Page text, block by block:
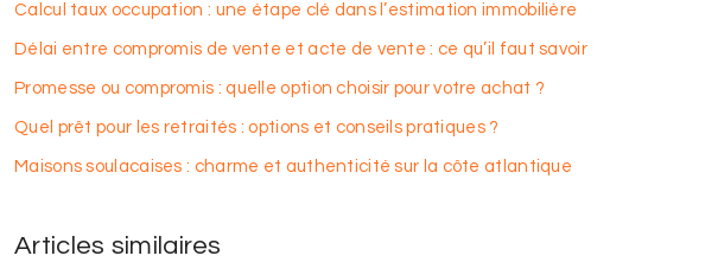
Calcul taux occupation : une étape clé dans l’estimation immobilière
Délai entre compromis de vente et acte de vente : ce qu’il faut savoir
Promesse ou compromis : quelle option choisir pour votre achat ?
Quel prêt pour les retraités : options et conseils pratiques ?
Maisons soulacaises : charme et authenticité sur la côte atlantique
Articles similaires